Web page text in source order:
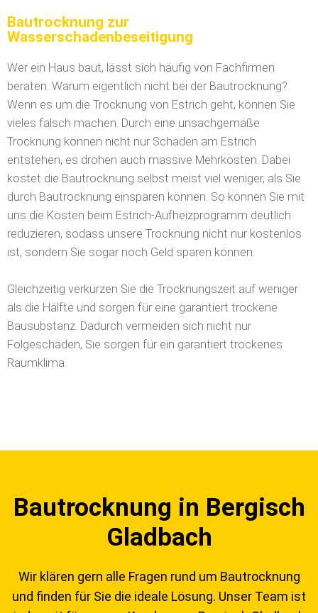
Bautrocknung zur
Wasserschadenbeseitigung
Wer ein Haus baut, lässt sich häufig von Fachfirmen
beraten. Warum eigentlich nicht bei der Bautrocknung?
Wenn es um die Trocknung von Estrich geht, können Sie
vieles falsch machen. Durch eine unsachgemäße
Trocknung können nicht nur Schäden am Estrich
entstehen, es drohen auch massive Mehrkosten. Dabei
kostet die Bautrocknung selbst meist viel weniger, als Sie
durch Bautrocknung einsparen können. So können Sie mit
uns die Kosten beim Estrich-Aufheizprogramm deutlich
reduzieren, sodass unsere Trocknung nicht nur kostenlos
ist, sondern Sie sogar noch Geld sparen können.
Gleichzeitig verkürzen Sie die Trocknungszeit auf weniger
als die Hälfte und sorgen für eine garantiert trockene
Bausubstanz. Dadurch vermeiden sich nicht nur
Folgeschäden, Sie sorgen für ein garantiert trockenes
Raumklima.
Bautrocknung in Bergisch
Gladbach
Wir klären gern alle Fragen rund um Bautrocknung
und finden für Sie die ideale Lösung. Unser Team ist